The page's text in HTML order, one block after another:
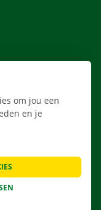
om jou een
en je